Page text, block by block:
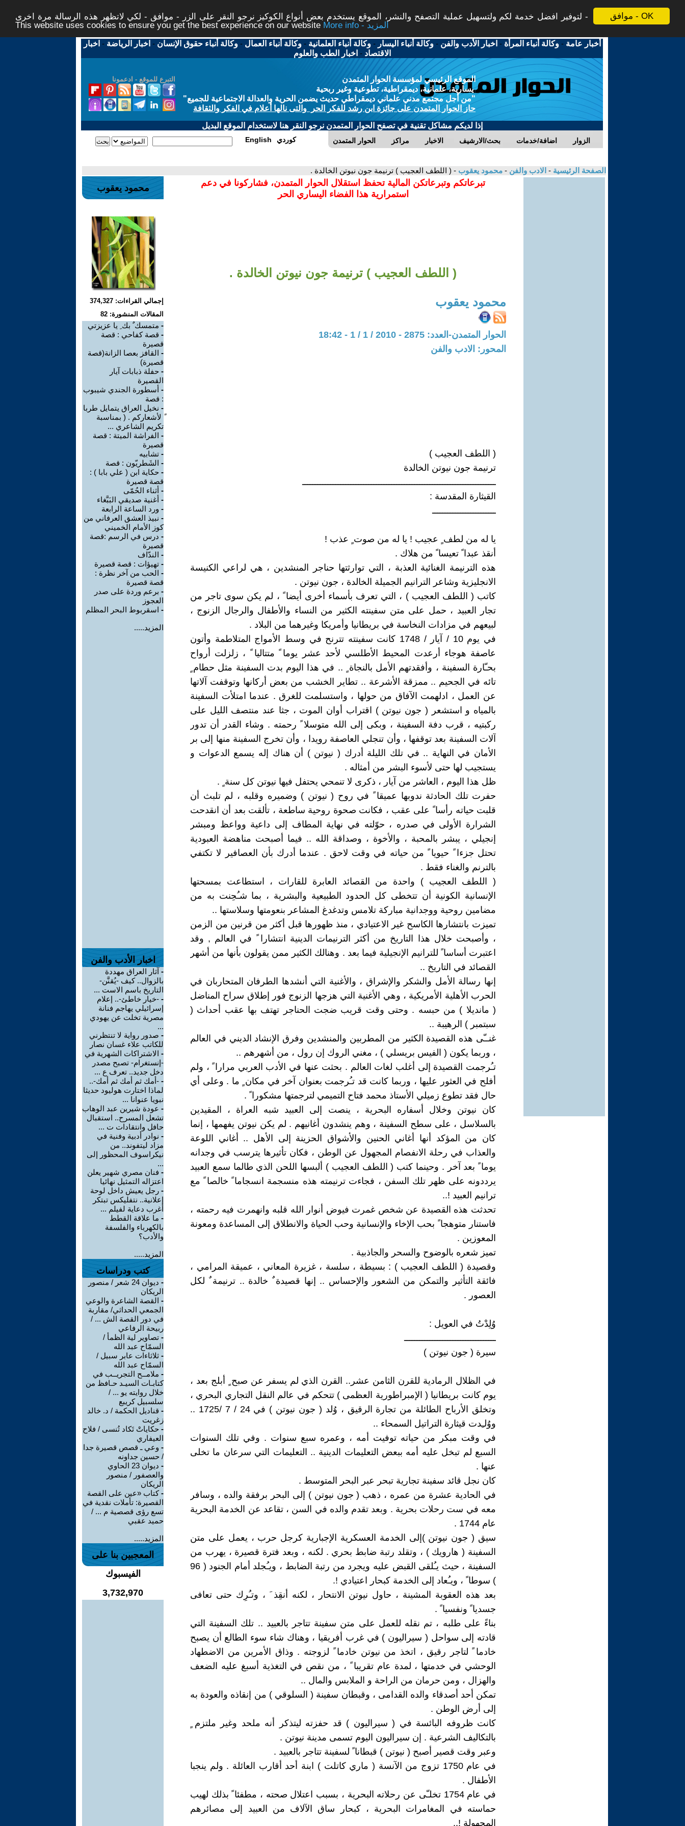
موافق - OK
لتوفير افضل خدمة لكم ولتسهيل عملية التصفح والنشر، الموقع يستخدم بعض أنواع الكوكيز نرجو النقر على الزر - موافق - لكي لاتظهر هذه الرسالة مرة اخرى -
This website uses cookies to ensure you get the best experience on our website
More info - المزيد
أخبار عامة -وكالة أنباء المرأة - اخبار الأدب والفن -وكالة أنباء اليسار -وكالة أنباء العلمانية -وكالة أنباء العمال -وكالة أنباء حقوق الإنسان - اخبار الرياضة - اخبار
الاقتصاد - اخبار الطب والعلوم
التبرع للموقع - ادعمونا
الموقع الرئيسي لمؤسسة الحوار المتمدن
يسارية، علمانية، ديمقراطية، تطوعية وغير ربحية
"من أجل مجتمع مدني علماني ديمقراطي حديث يضمن الحرية والعدالة الاجتماعية للجميع"
حاز الحوار المتمدن على جائزة ابن رشد للفكر الحر والتى نالها أعلام في الفكر والثقافة
إذا لديكم مشاكل تقنية في تصفح الحوار المتمدن نرجو النقر هنا لاستخدام الموقع البديل
الحوار المتمدن مراكز الاخبار بحث/الارشيف اضافة/خدمات الزوار English كوردي
الصفحة الرئيسية - الادب والفن - محمود يعقوب - ( اللطف العجيب ) ترنيمة جون نيوتن الخالدة .
تبرعاتكم وتبرعاتكن المالية تحفظ استقلال الحوار المتمدن، فشاركونا في دعم
استمرارية هذا الفضاء اليساري الحر
( اللطف العجيب ) ترنيمة جون نيوتن الخالدة .
محمود يعقوب
الحوار المتمدن-العدد: 2875 - 2010 / 1 / 1 - 18:42
المحور: الادب والفن
( اللطف العجيب )
ترنيمة جون نيوتن الخالدة
ــــــــــــــــــــــــــــــــــــــــــــــــــــــــــــــــــــــــــــ
القيثارة المقدسة :
ـــــــــــــــــــــــــ
يا له من لطف ٍ عجيب ! يا له من صوت ٍ عذب !
أنقذ عبدا ً تعيسا ً من هلاك .
هذه الترنيمة الغنائية العذبة ، التي توارثتها حناجر المنشدين ، هي لراعي الكنيسة
الانجليزية وشاعر الترانيم الجميلة الخالدة ، جون نيوتن .
كاتب ( اللطف العجيب ) ، التي تعرف بأسماء أخرى أيضا ً ، لم يكن سوى تاجر من
تجار العبيد ، حمل على متن سفينته الكثير من النساء والأطفال والرجال الزنوج ،
لبيعهم في مزادات النخاسة في بريطانيا وأمريكا وغيرهما من البلاد .
في يوم 10 / آيار / 1748 كانت سفينته تترنح في وسط الأمواج المتلاطمة وأتون
عاصفة هوجاء أرعدت المحيط الأطلسي لأحد عشر يوما ً متتاليا ً ، زلزلت أرواح
بحـّارة السفينة ، وأفقدتهم الأمل بالنجاة ٍ .. في هذا اليوم بدت السفينة مثل حطام ٍ
تائه في الجحيم .. ممزقة الأشرعة .. تطاير الخشب من بعض أركانها وتوقفت آلاتها
عن العمل ، ادلهمت الآفاق من حولها ، واستسلمت للغرق . عندما امتلأت السفينة
بالمياه و استشعر ( جون نيوتن ) اقتراب أوان الموت ، جثا عند منتصف الليل على
ركبتيه ، قرب دفة السفينة ، وبكى إلى الله متوسلا ً رحمته . وشاء القدر أن تدور
آلات السفينة بعد توقفها ، وأن تنجلي العاصفة رويدا ، وأن تخرج السفينة منها إلى بر
الأمان في النهاية .. في تلك الليلة أدرك ( نيوتن ) أن هناك إله يسمع الدعوات و
يستجيب لها حتى لأسوء البشر من أمثاله .
ظل هذا اليوم ، العاشر من آيار ، ذكرى لا تنمحي يحتفل فيها نيوتن كل سنة ٍ .
حفرت تلك الحادثة ندوبها عميقا ً في روح ( نيوتن ) وضميره وقلبه ، لم تلبث أن
قلبت حياته رأسا ً على عقب ، فكانت صحوة روحية ساطعة ، تألقت بعد أن انقدحت
الشرارة الأولى في صدره ، حوّلته في نهاية المطاف إلى داعية وواعظ ومبشر
إنجيلي ، يبشر بالمحبة ، والأخوة ، وصداقة الله .. فيما أصبحت مناهضة العبودية
تحتل جزءا ً حيويا ً من حياته في وقت لاحق . عندما أدرك بأن العصافير لا تكتفي
بالترنم والغناء فقط .
( اللطف العجيب ) واحدة من القصائد العابرة للقارات ، استطاعت بمسحتها
الإنسانية الكونية أن تتخطى كل الحدود الطبيعية والبشرية ، بما شـُحِنت به من
مضامين روحية ووجدانية مباركة تلامس وتدغدغ المشاعر بنعومتها وسلاستها ..
تميزت بانتشارها الكاسح غير الاعتيادي ، منذ ظهورها قبل أكثر من قرنين من الزمن
، وأصبحت خلال هذا التاريخ من أكثر الترنيمات الدينية انتشارا ً في العالم , وقد
اعتبرت أساسا ً للترانيم الإنجيلية فيما بعد . وهنالك الكثير ممن يقولون بأنها من أشهر
القصائد في التاريخ ..
إنها رسالة الأمل والشكر والإشراق ، والأغنية التي أنشدها الطرفان المتحاربان في
الحرب الأهلية الأمريكية ، وهي الأغنية التي هزجها الزنوج فور إطلاق سراح المناضل
( مانديلا ) من حبسه . وحتى وقت قريب ضجت الحناجر تهتف بها عقب أحداث (
سبتمبر ) الرهيبة ..
غنــّى هذه القصيدة الكثير من المطربين والمنشدين وفرق الإنشاد الديني في العالم
، وربما يكون ( الفيس بريسلي ) ، مغني الروك إن رول ، من أشهرهم ..
تـُرجمت القصيدة إلى أغلب لغات العالم . بحثت عنها في الأدب العربي مرارا ً ، ولم
أفلح في العثور عليها ، وربما كانت قد تـُرجمت بعنوان آخر في مكان ٍ ما . وعلى أي
حال فقد تطوع زميلي الأستاذ محمد فتاح التميمي لترجمتها مشكورا ً .
كان نيوتن وخلال أسفاره البحرية ، ينصت إلى العبيد شبه العراة ، المقيدين
بالسلاسل ، على سطح السفينة ، وهم ينشدون أغانيهم . لم يكن نيوتن يفهمها ، إنما
كان من المؤكد أنها أغاني الحنين والأشواق الحزينة إلى الأهل .. أغاني اللوعة
والعذاب في رحلة الانفصام المجهول عن الوطن ، فكان تأثيرها يترسب في وجدانه
يوما ً بعد آخر . وحينما كتب ( اللطف العجيب ) ألبسها اللحن الذي طالما سمع العبيد
يرددونه على ظهر تلك السفن ، فجاءت ترنيمته هذه منسجمة انسجاما ً خالصا ً مع
ترانيم العبيد !..
تحدثت هذه القصيدة عن شخص غمرت فيوض أنوار الله قلبه وانهمرت فيه رحمته ،
فاستنار متوهجا ً بحب الإخاء والإنسانية وحب الحياة والانطلاق إلى المساعدة ومعونة
المعوزين .
تميز شعره بالوضوح والسحر والجاذبية .
وقصيدة ( اللطف العجيب ) : بسيطة ، سلسة ، غزيرة المعاني ، عميقة المرامي ،
فائقة التأثير والتمكن من الشعور والإحساس .. إنها قصيدة ٌ خالدة .. ترنيمة ٌ لكل
العصور .
وُلِدْتُ في العويل :
ــــــــــــــــــــــــــــــــــــ
سيرة ( جون نيوتن )
في الظلال الرمادية للقرن الثامن عشر.. القرن الذي لم يسفر عن صبح ٍ أبلج بعد ،
يوم كانت بريطانيا ( الإمبراطورية العظمى ) تتحكم في عالم النقل التجاري البحري ،
وتخلق الأرباح الطائلة من تجارة الرقيق ، وُلد ( جون نيوتن ) في 24 / 7 /1725 ..
ووُلـِدت قيثارة التراتيل السمحاء ..
في وقت مبكر من حياته توفيت أمه ، وعمره سبع سنوات . وفي تلك السنوات
السبع لم تبخل عليه أمه ببعض التعليمات الدينية .. التعليمات التي سرعان ما تخلى
عنها .
كان نجل قائد سفينة تجارية تبحر عبر البحر المتوسط .
في الحادية عشرة من عمره ، ذهب ( جون نيوتن ) إلى البحر برفقة والده ، وسافر
معه في ست رحلات بحرية . وبعد تقدم والده في السن ، تقاعد عن الخدمة البحرية
عام 1744 .
سيق ( جون نيوتن )إلى الخدمة العسكرية الإجبارية كرجل حرب ، يعمل على متن
السفينة ( هارويك ) ، وتقلد رتبة ضابط بحري . لكنه ، وبعد فترة قصيرة ، يهرب من
السفينة ، حيث يـُلقى القبض عليه ويجرد من رتبة الضابط ، ويـُجلد أمام الجنود ( 96
) سوطا ً ، ويـُعاد إلى الخدمة كبحار اعتيادي !.
بعد هذه العقوبة المشينة ، حاول نيوتن الانتحار ، لكنه أنقِذ َ ، وتـُرِك حتى تعافى
جسديا ً ونفسيا ً .
بناءً على طلبه ، تم نقله للعمل على متن سفينة تتاجر بالعبيد .. تلك السفينة التي
قادته إلى سواحل ( سيراليون ) في غرب أفريقيا ، وهناك شاء سوء الطالع أن يصبح
خادما ً لتاجر رقيق ، اتخذ من نيوتن خادما ً لزوجته . وذاق الأمرين من الاضطهاد
الوحشي في خدمتها ، لمدة عام تقريبا ً ، من نقص في التغذية أسبغ عليه الضعف
والهزال ، ومن حرمان من الراحة و الملابس والمال ..
تمكن أحد أصدقاء والده القدامى ، وقبطان سفينة ( السلوقي ) من إنقاذه والعودة به
إلى أرض الوطن .
كانت ظروفه البائسة في ( سيراليون ) قد حفزته ليتذكر أنه ملحد وغير ملتزم ٍ
بالتكاليف الشرعية . إن سيراليون اليوم تسمى مدينة نيوتن .
وعبر وقت قصير أصبح ( نيوتن ) قبطانا ً لسفينة تتاجر بالعبيد .
في عام 1750 تزوج من الآنسة ( ماري كاتلت ) ابنة أحد أقارب العائلة . ولم ينجبا
الأطفال .
في عام 1754 تخلـّى عن رحلاته البحرية ، بسبب اعتلال صحته ، مطفئا ً بذلك لهيب
حماسته في المغامرات البحرية ، كبحار ساق الآلاف من العبيد إلى مصائرهم
المجهولة !..
محمود يعقوب
إجمالي القراءات: 374,327
المقالات المنشورة: 82
- متمسك ٌ بك ِ يا عزيزتي
- قصة كفاحي : قصة
قصيرة
- القافز بعصا الزانة(قصة
قصيرة)
- حفلة ذبابات آيار
القصيرة
- أسطورة الجندي شيبوب
: قصة
- نخيل العراق يتمايل طربا
ً لأشعاركم . ( بمناسبة
تكريم الشاعري ...
- الفراشة الميتة : قصة
قصيرة
- تشابيه
- الشَطريّون : قصة
- حكاية ابن ( علي بابا ) :
قصة قصيرة
- أثناء الحُمّى
- أغنية صديقي البَبَّغاء
- ورد الساعة الرابعة
- نبيذ العشق العرفاني من
كوز الأمام الخميني
- درس في الرسم :قصة
قصيرة
- الندّاف
- تهيؤات : قصة قصيرة
- الحب من آخر نظرة :
قصة قصيرة
- برعم وردة على صدر
العجوز
- اسقربوط البحر المظلم
المزيد.....
اخبار الأدب والفن
- آثار العراق مهددة
بالزوال.. كيف -يُقنَّن-
التاريخ باسم الاست ...
- -خيار خاطئ-.. إعلام
إسرائيلي يهاجم فنانة
مصرية تخلت عن يهودي
...
- صدور رواية لا تنتظرني
للكاتب علاء غسان نصار
- الاشتراكات الشهرية في
-إنستغرام- تصبح مصدر
دخل جديد.. تعرف ع ...
- -أمك ثم أمك ثم أمك-..
لماذا اختارت هوليود حديثا
نبويا عنوانا ...
- عودة شيرين عبد الوهاب
تشعل المسرح.. استقبال
حافل وانتقادات ت ...
- نوادر أدبية وفنية في
مزاد ليتفوند.. من
نيكراسوف المحظور إلى
...
- فنان مصري شهير يعلن
اعتزاله التمثيل نهائيا
- رجل يعيش داخل لوحة
إعلانية.. نتفليكس تبتكر
أغرب دعاية لفيلم ...
- ما علاقة القطط
بالكهرباء والفلسفة
والأدب؟
المزيد.....
كتب ودراسات
-
ديوان 24 شعر / منصور
الريكان
- القصة الشاعرة والوعي
الجمعي الحداثي/ مقاربة
في دور القصة الش ... /
ربيحة الرفاعي
- تصاوير لية الظمأ /
السمّاح عبد الله
- ثلاثاءات عابر سبيل /
السمّاح عبد الله
- ملامــح التجريــب في
كتابـات السيـد حـافظ من
خلال روايته يو ... /
سلسبيل كريبع
- قناديل الحكمة / د. خالد
زغريت
- حكاياتْ تَكاد تُنسى / فلاح
العيفاري
- وعي ـ قصص قصيرة جدا
/ حسين جداونه
-
ديوان 23 الحاوي
والعصفور / منصور
الريكان
-كتاب «عين على القصة
القصيرة: تأملات نقدية في
تسع رؤى قصصية م ... /
حميد عقبي
المزيد.....
المعجبين بنا على
الفيسبوك
3,732,970